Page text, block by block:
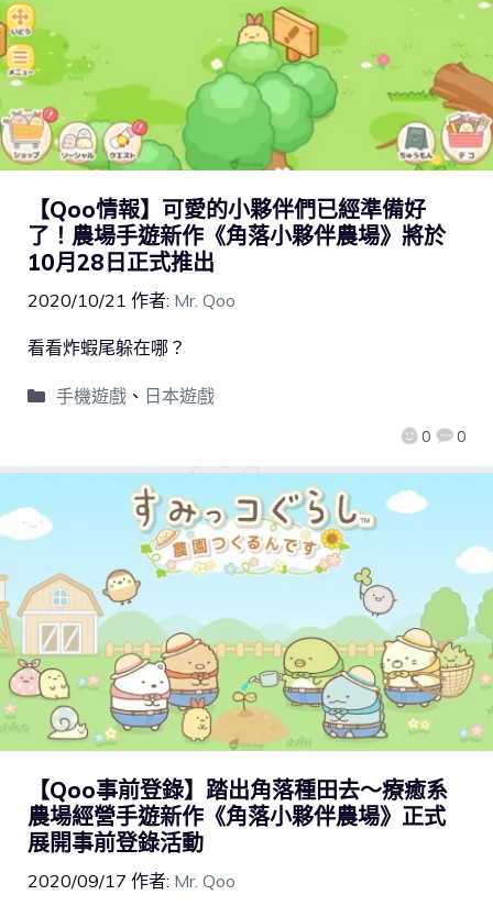
【Qoo情報】可愛的小夥伴們已經準備好
了！農場手遊新作《角落小夥伴農場》將於
10月28日正式推出
2020/10/21 作者: Mr. Qoo
0 0
看看炸蝦尾躲在哪？
手機遊戲、 日本遊戲
【Qoo事前登錄】踏出角落種田去～療癒系
農場經營手遊新作《角落小夥伴農場》正式
展開事前登錄活動
2020/09/17 作者: Mr. Qoo